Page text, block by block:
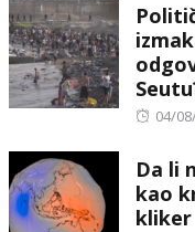
04/
Da li
kao
kliker